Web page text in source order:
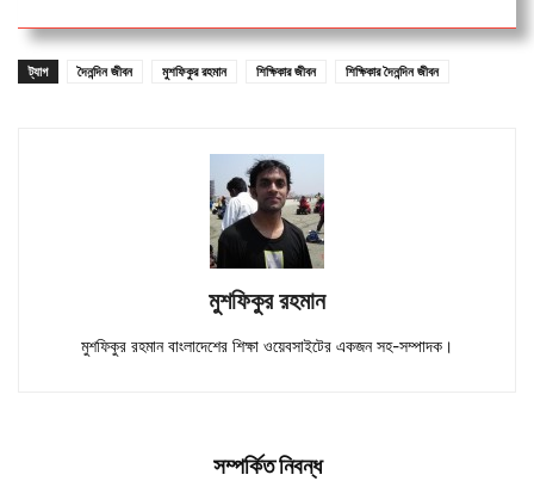
ট্যাগ দৈনন্দিন জীবন মুশফিকুর রহমান শিক্ষিকার জীবন শিক্ষিকার দৈনন্দিন জীবন
মুশফিকুর রহমান
মুশফিকুর রহমান বাংলাদেশের শিক্ষা ওয়েবসাইটের একজন সহ-সম্পাদক।
সম্পর্কিত নিবন্ধ